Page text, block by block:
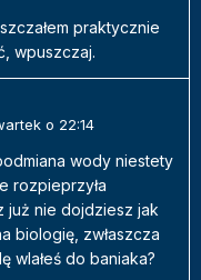
praktycznie
wpuszczaj.
o 22:14
wody niestety
rozpieprzyła
już nie dojdziesz jak
biologię, zwłaszcza
wlałeś do baniaka?